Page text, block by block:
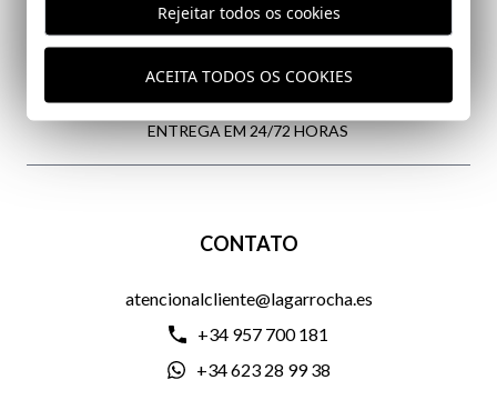
CUSTOS DE ENVIO GRATUITOS
ENTREGA EM 24/72 HORAS
CONTATO
atencionalcliente@lagarrocha.es
+34 957 700 181
+34 623 28 99 38
Rejeitar todos os cookies
ACEITA TODOS OS COOKIES